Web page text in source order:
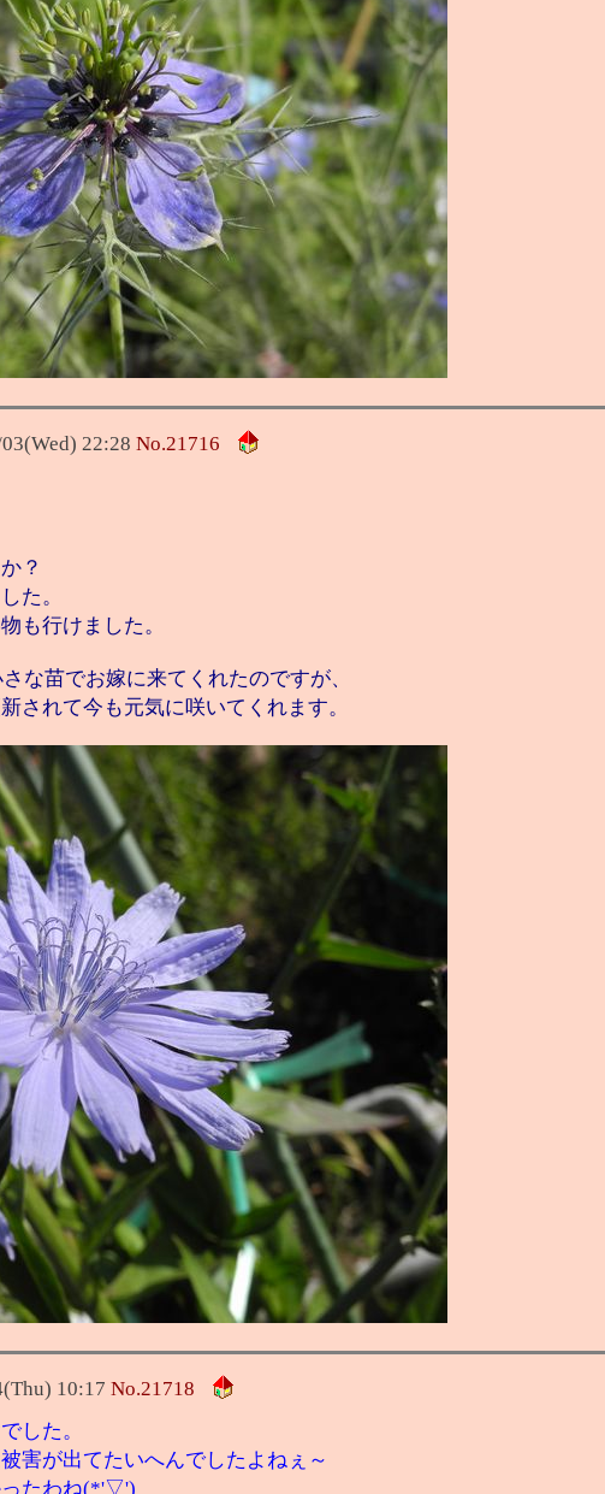
22:28 No.21716
？
た。
も行けました。
な苗でお嫁に来てくれたのですが、
されて今も元気に咲いてくれます。
10:17 No.21718
した。
害が出てたいへんでしたよねぇ～
ったわね(*'▽')